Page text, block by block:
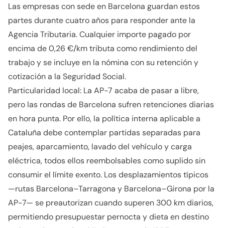
Las empresas con sede en Barcelona guardan estos
partes durante cuatro años para responder ante la
Agencia Tributaria. Cualquier importe pagado por
encima de 0,26 €/km tributa como rendimiento del
trabajo y se incluye en la nómina con su retención y
cotización a la Seguridad Social.
Particularidad local: La AP-7 acaba de pasar a libre,
pero las rondas de Barcelona sufren retenciones diarias
en hora punta. Por ello, la política interna aplicable a
Cataluña debe contemplar partidas separadas para
peajes, aparcamiento, lavado del vehículo y carga
eléctrica, todos ellos reembolsables como suplido sin
consumir el límite exento. Los desplazamientos típicos
—rutas Barcelona–Tarragona y Barcelona–Girona por la
AP-7— se preautorizan cuando superen 300 km diarios,
permitiendo presupuestar pernocta y dieta en destino